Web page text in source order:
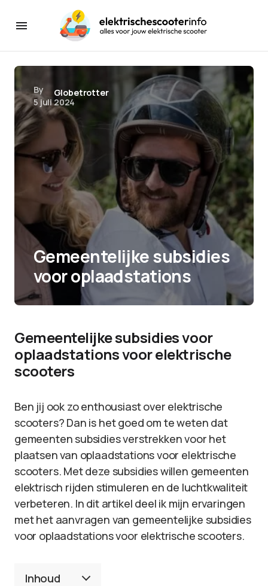
By
Globetrotter
5 juli 2024
Gemeentelijke subsidies
voor oplaadstations
Gemeentelijke subsidies voor
oplaadstations voor elektrische
scooters
Ben jij ook zo enthousiast over elektrische
scooters? Dan is het goed om te weten dat
gemeenten subsidies verstrekken voor het
plaatsen van oplaadstations voor elektrische
scooters. Met deze subsidies willen gemeenten
elektrisch rijden stimuleren en de luchtkwaliteit
verbeteren. In dit artikel deel ik mijn ervaringen
met het aanvragen van gemeentelijke subsidies
voor oplaadstations voor elektrische scooters.
Inhoud